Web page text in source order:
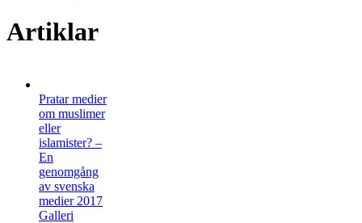
Artiklar
Pratar medier
om muslimer
eller
islamister? –
En
genomgång
av svenska
medier 2017
Galleri